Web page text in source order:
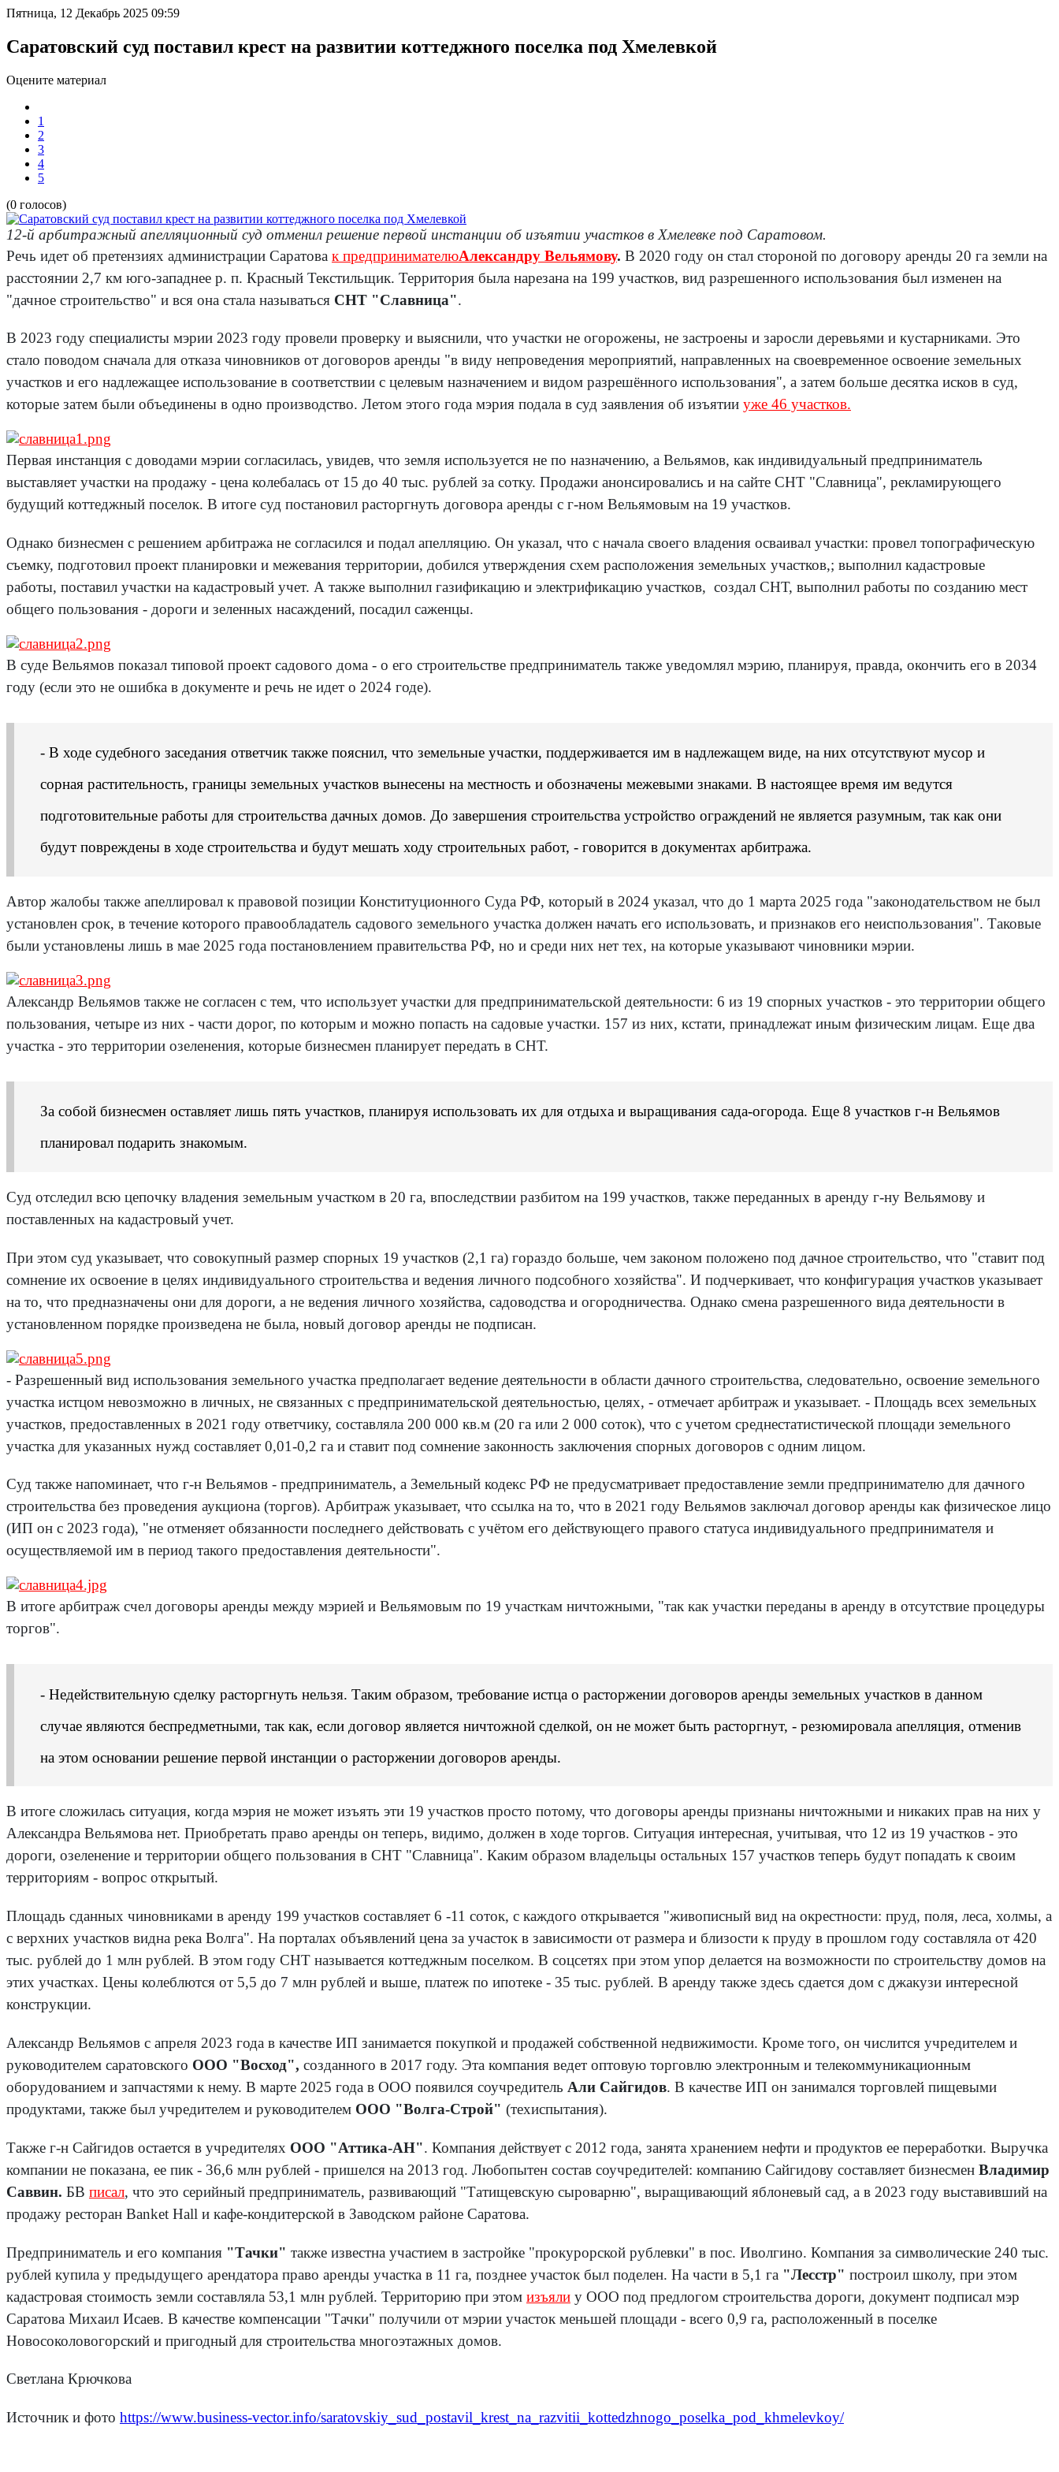
Пятница, 12 Декабрь 2025 09:59
Саратовский суд поставил крест на развитии коттеджного поселка под Хмелевкой
Оцените материал
1
2
3
4
5
(0 голосов)
12-й арбитражный апелляционный суд отменил решение первой инстанции об изъятии участков в Хмелевке под Саратовом.
Речь идет об претензиях администрации Саратова к предпринимателюАлександру Вельямову. В 2020 году он стал стороной по договору аренды 20 га земли на
расстоянии 2,7 км юго-западнее р. п. Красный Текстильщик. Территория была нарезана на 199 участков, вид разрешенного использования был изменен на
"дачное строительство" и вся она стала называться СНТ "Славница".
В 2023 году специалисты мэрии 2023 году провели проверку и выяснили, что участки не огорожены, не застроены и заросли деревьями и кустарниками. Это
стало поводом сначала для отказа чиновников от договоров аренды "в виду непроведения мероприятий, направленных на своевременное освоение земельных
участков и его надлежащее использование в соответствии с целевым назначением и видом разрешённого использования", а затем больше десятка исков в суд,
которые затем были объединены в одно производство. Летом этого года мэрия подала в суд заявления об изъятии уже 46 участков.
Первая инстанция с доводами мэрии согласилась, увидев, что земля используется не по назначению, а Вельямов, как индивидуальный предприниматель
выставляет участки на продажу - цена колебалась от 15 до 40 тыс. рублей за сотку. Продажи анонсировались и на сайте СНТ "Славница", рекламирующего
будущий коттеджный поселок. В итоге суд постановил расторгнуть договора аренды с г-ном Вельямовым на 19 участков.
Однако бизнесмен с решением арбитража не согласился и подал апелляцию. Он указал, что с начала своего владения осваивал участки: провел топографическую
съемку, подготовил проект планировки и межевания территории, добился утверждения схем расположения земельных участков,; выполнил кадастровые
работы, поставил участки на кадастровый учет. А также выполнил газификацию и электрификацию участков, создал СНТ, выполнил работы по созданию мест
общего пользования - дороги и зеленных насаждений, посадил саженцы.
В суде Вельямов показал типовой проект садового дома - о его строительстве предприниматель также уведомлял мэрию, планируя, правда, окончить его в 2034
году (если это не ошибка в документе и речь не идет о 2024 годе).
- В ходе судебного заседания ответчик также пояснил, что земельные участки, поддерживается им в надлежащем виде, на них отсутствуют мусор и
сорная растительность, границы земельных участков вынесены на местность и обозначены межевыми знаками. В настоящее время им ведутся
подготовительные работы для строительства дачных домов. До завершения строительства устройство ограждений не является разумным, так как они
будут повреждены в ходе строительства и будут мешать ходу строительных работ, - говорится в документах арбитража.
Автор жалобы также апеллировал к правовой позиции Конституционного Суда РФ, который в 2024 указал, что до 1 марта 2025 года "законодательством не был
установлен срок, в течение которого правообладатель садового земельного участка должен начать его использовать, и признаков его неиспользования". Таковые
были установлены лишь в мае 2025 года постановлением правительства РФ, но и среди них нет тех, на которые указывают чиновники мэрии.
Александр Вельямов также не согласен с тем, что использует участки для предпринимательской деятельности: 6 из 19 спорных участков - это территории общего
пользования, четыре из них - части дорог, по которым и можно попасть на садовые участки. 157 из них, кстати, принадлежат иным физическим лицам. Еще два
участка - это территории озеленения, которые бизнесмен планирует передать в СНТ.
За собой бизнесмен оставляет лишь пять участков, планируя использовать их для отдыха и выращивания сада-огорода. Еще 8 участков г-н Вельямов
планировал подарить знакомым.
Суд отследил всю цепочку владения земельным участком в 20 га, впоследствии разбитом на 199 участков, также переданных в аренду г-ну Вельямову и
поставленных на кадастровый учет.
При этом суд указывает, что совокупный размер спорных 19 участков (2,1 га) гораздо больше, чем законом положено под дачное строительство, что "ставит под
сомнение их освоение в целях индивидуального строительства и ведения личного подсобного хозяйства". И подчеркивает, что конфигурация участков указывает
на то, что предназначены они для дороги, а не ведения личного хозяйства, садоводства и огородничества. Однако смена разрешенного вида деятельности в
установленном порядке произведена не была, новый договор аренды не подписан.
- Разрешенный вид использования земельного участка предполагает ведение деятельности в области дачного строительства, следовательно, освоение земельного
участка истцом невозможно в личных, не связанных с предпринимательской деятельностью, целях, - отмечает арбитраж и указывает. - Площадь всех земельных
участков, предоставленных в 2021 году ответчику, составляла 200 000 кв.м (20 га или 2 000 соток), что с учетом среднестатистической площади земельного
участка для указанных нужд составляет 0,01-0,2 га и ставит под сомнение законность заключения спорных договоров с одним лицом.
Суд также напоминает, что г-н Вельямов - предприниматель, а Земельный кодекс РФ не предусматривает предоставление земли предпринимателю для дачного
строительства без проведения аукциона (торгов). Арбитраж указывает, что ссылка на то, что в 2021 году Вельямов заключал договор аренды как физическое лицо
(ИП он с 2023 года), "не отменяет обязанности последнего действовать с учётом его действующего правого статуса индивидуального предпринимателя и
осуществляемой им в период такого предоставления деятельности".
В итоге арбитраж счел договоры аренды между мэрией и Вельямовым по 19 участкам ничтожными, "так как участки переданы в аренду в отсутствие процедуры
торгов".
- Недействительную сделку расторгнуть нельзя. Таким образом, требование истца о расторжении договоров аренды земельных участков в данном
случае являются беспредметными, так как, если договор является ничтожной сделкой, он не может быть расторгнут, - резюмировала апелляция, отменив
на этом основании решение первой инстанции о расторжении договоров аренды.
В итоге сложилась ситуация, когда мэрия не может изъять эти 19 участков просто потому, что договоры аренды признаны ничтожными и никаких прав на них у
Александра Вельямова нет. Приобретать право аренды он теперь, видимо, должен в ходе торгов. Ситуация интересная, учитывая, что 12 из 19 участков - это
дороги, озеленение и территории общего пользования в СНТ "Славница". Каким образом владельцы остальных 157 участков теперь будут попадать к своим
территориям - вопрос открытый.
Площадь сданных чиновниками в аренду 199 участков составляет 6 -11 соток, с каждого открывается "живописный вид на окрестности: пруд, поля, леса, холмы, а
с верхних участков видна река Волга". На порталах объявлений цена за участок в зависимости от размера и близости к пруду в прошлом году составляла от 420
тыс. рублей до 1 млн рублей. В этом году СНТ называется коттеджным поселком. В соцсетях при этом упор делается на возможности по строительству домов на
этих участках. Цены колеблются от 5,5 до 7 млн рублей и выше, платеж по ипотеке - 35 тыс. рублей. В аренду также здесь сдается дом с джакузи интересной
конструкции.
Александр Вельямов с апреля 2023 года в качестве ИП занимается покупкой и продажей собственной недвижимости. Кроме того, он числится учредителем и
руководителем саратовского ООО "Восход", созданного в 2017 году. Эта компания ведет оптовую торговлю электронным и телекоммуникационным
оборудованием и запчастями к нему. В марте 2025 года в ООО появился соучредитель Али Сайгидов. В качестве ИП он занимался торговлей пищевыми
продуктами, также был учредителем и руководителем ООО "Волга-Строй" (техиспытания).
Также г-н Сайгидов остается в учредителях ООО "Аттика-АН". Компания действует с 2012 года, занята хранением нефти и продуктов ее переработки. Выручка
компании не показана, ее пик - 36,6 млн рублей - пришелся на 2013 год. Любопытен состав соучредителей: компанию Сайгидову составляет бизнесмен Владимир
Саввин. БВ писал, что это серийный предприниматель, развивающий "Татищевскую сыроварню", выращивающий яблоневый сад, а в 2023 году выставивший на
продажу ресторан Banket Hall и кафе-кондитерской в Заводском районе Саратова.
Предприниматель и его компания "Тачки" также известна участием в застройке "прокурорской рублевки" в пос. Иволгино. Компания за символические 240 тыс.
рублей купила у предыдущего арендатора право аренды участка в 11 га, позднее участок был поделен. На части в 5,1 га "Лесстр" построил школу, при этом
кадастровая стоимость земли составляла 53,1 млн рублей. Территорию при этом изъяли у ООО под предлогом строительства дороги, документ подписал мэр
Саратова Михаил Исаев. В качестве компенсации "Тачки" получили от мэрии участок меньшей площади - всего 0,9 га, расположенный в поселке
Новосоколовогорский и пригодный для строительства многоэтажных домов.
Светлана Крючкова
Источник и фото https://www.business-vector.info/saratovskiy_sud_postavil_krest_na_razvitii_kottedzhnogo_poselka_pod_khmelevkoy/